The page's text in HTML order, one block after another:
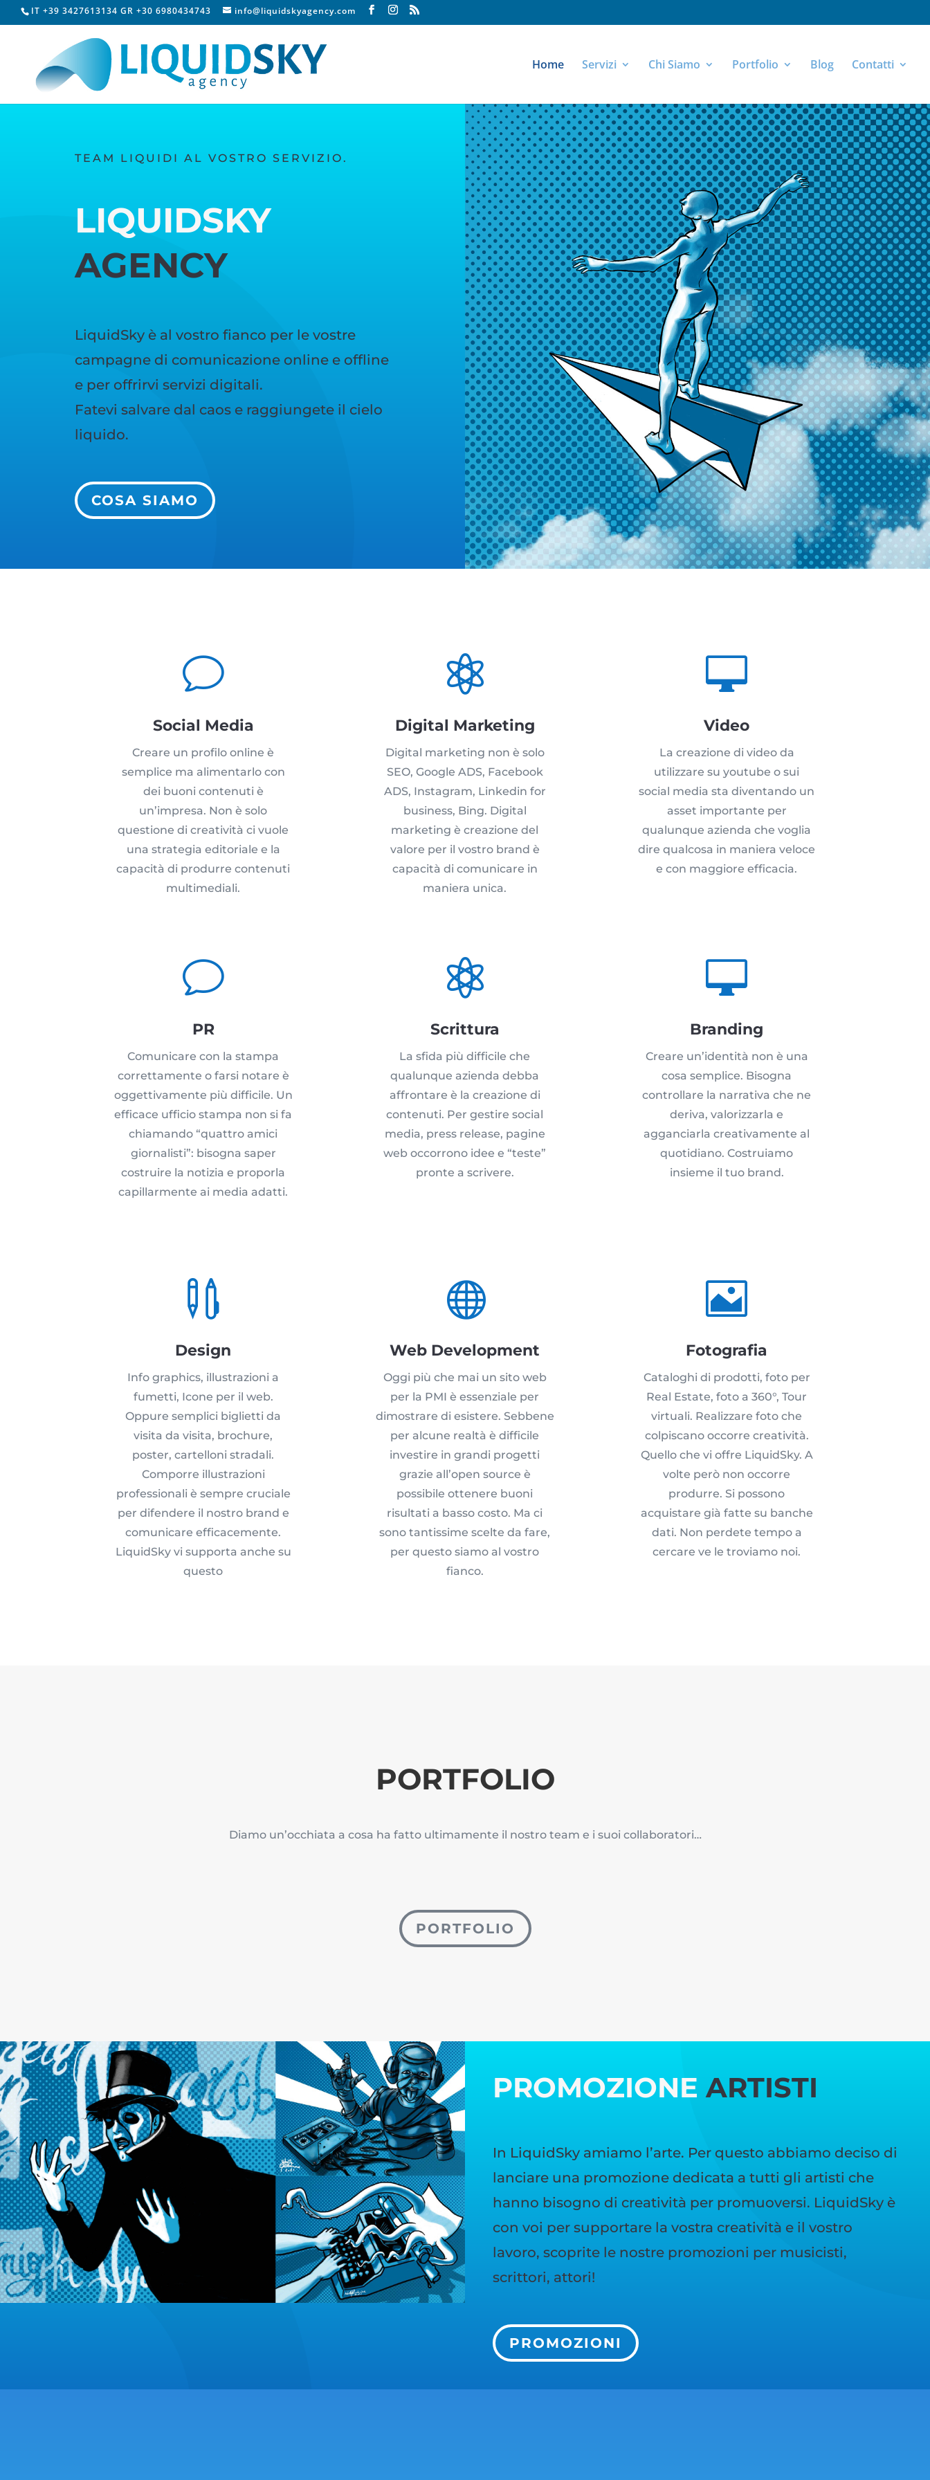
IT +39 3427613134 GR +30 6980434743 info@liquidskyagency.com
Home Servizi Chi Siamo Portfolio Blog Contatti
TEAM LIQUIDI AL VOSTRO SERVIZIO.
LIQUIDSKY
AGENCY
LiquidSky è al vostro fianco per le vostre
campagne di comunicazione online e offline
e per offrirvi servizi digitali.
Fatevi salvare dal caos e raggiungete il cielo
liquido.
COSA SIAMO
v
Social Media
Creare un profilo online è
semplice ma alimentarlo con
dei buoni contenuti è
un’impresa. Non è solo
questione di creatività ci vuole
una strategia editoriale e la
capacità di produrre contenuti
multimediali.

Digital Marketing
Digital marketing non è solo
SEO, Google ADS, Facebook
ADS, Instagram, Linkedin for
business, Bing. Digital
marketing è creazione del
valore per il vostro brand è
capacità di comunicare in
maniera unica.

Video
La creazione di video da
utilizzare su youtube o sui
social media sta diventando un
asset importante per
qualunque azienda che voglia
dire qualcosa in maniera veloce
e con maggiore efficacia.
v
PR
Comunicare con la stampa
correttamente o farsi notare è
oggettivamente più difficile. Un
efficace ufficio stampa non si fa
chiamando “quattro amici
giornalisti”: bisogna saper
costruire la notizia e proporla
capillarmente ai media adatti.

Scrittura
La sfida più difficile che
qualunque azienda debba
affrontare è la creazione di
contenuti. Per gestire social
media, press release, pagine
web occorrono idee e “teste”
pronte a scrivere.

Branding
Creare un’identità non è una
cosa semplice. Bisogna
controllare la narrativa che ne
deriva, valorizzarla e
agganciarla creativamente al
quotidiano. Costruiamo
insieme il tuo brand.

Design
Info graphics, illustrazioni a
fumetti, Icone per il web.
Oppure semplici biglietti da
visita da visita, brochure,
poster, cartelloni stradali.
Comporre illustrazioni
professionali è sempre cruciale
per difendere il nostro brand e
comunicare efficacemente.
LiquidSky vi supporta anche su
questo

Web Development
Oggi più che mai un sito web
per la PMI è essenziale per
dimostrare di esistere. Sebbene
per alcune realtà è difficile
investire in grandi progetti
grazie all’open source è
possibile ottenere buoni
risultati a basso costo. Ma ci
sono tantissime scelte da fare,
per questo siamo al vostro
fianco.

Fotografia
Cataloghi di prodotti, foto per
Real Estate, foto a 360°, Tour
virtuali. Realizzare foto che
colpiscano occorre creatività.
Quello che vi offre LiquidSky. A
volte però non occorre
produrre. Si possono
acquistare già fatte su banche
dati. Non perdete tempo a
cercare ve le troviamo noi.
PORTFOLIO
Diamo un’occhiata a cosa ha fatto ultimamente il nostro team e i suoi collaboratori…
PORTFOLIO
PROMOZIONEARTISTI
In LiquidSky amiamo l’arte. Per questo abbiamo deciso di
lanciare una promozione dedicata a tutti gli artisti che
hanno bisogno di creatività per promuoversi. LiquidSky è
con voi per supportare la vostra creatività e il vostro
lavoro, scoprite le nostre promozioni per musicisti,
scrittori, attori!
PROMOZIONI